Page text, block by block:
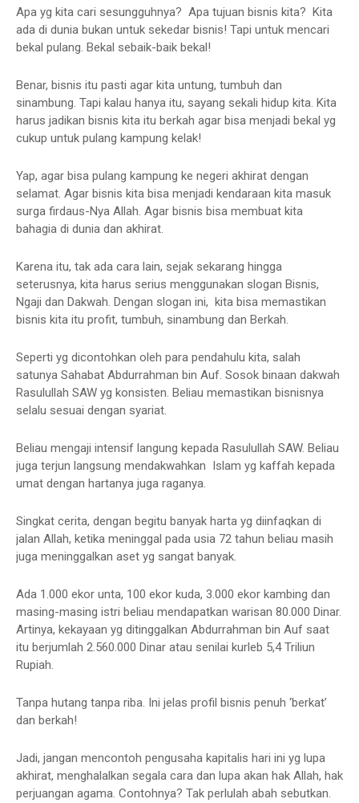
Apa yg kita cari sesungguhnya? Apa tujuan bisnis kita? Kita
ada di dunia bukan untuk sekedar bisnis! Tapi untuk mencari
bekal pulang. Bekal sebaik-baik bekal!
Benar, bisnis itu pasti agar kita untung, tumbuh dan
sinambung. Tapi kalau hanya itu, sayang sekali hidup kita. Kita
harus jadikan bisnis kita itu berkah agar bisa menjadi bekal yg
cukup untuk pulang kampung kelak!
Yap, agar bisa pulang kampung ke negeri akhirat dengan
selamat. Agar bisnis kita bisa menjadi kendaraan kita masuk
surga firdaus-Nya Allah. Agar bisnis bisa membuat kita
bahagia di dunia dan akhirat.
Karena itu, tak ada cara lain, sejak sekarang hingga
seterusnya, kita harus serius menggunakan slogan Bisnis,
Ngaji dan Dakwah. Dengan slogan ini, kita bisa memastikan
bisnis kita itu profit, tumbuh, sinambung dan Berkah.
Seperti yg dicontohkan oleh para pendahulu kita, salah
satunya Sahabat Abdurrahman bin Auf. Sosok binaan dakwah
Rasulullah SAW yg konsisten. Beliau memastikan bisnisnya
selalu sesuai dengan syariat.
Beliau mengaji intensif langung kepada Rasulullah SAW. Beliau
juga terjun langsung mendakwahkan Islam yg kaffah kepada
umat dengan hartanya juga raganya.
Singkat cerita, dengan begitu banyak harta yg diinfaqkan di
jalan Allah, ketika meninggal pada usia 72 tahun beliau masih
juga meninggalkan aset yg sangat banyak.
Ada 1.000 ekor unta, 100 ekor kuda, 3.000 ekor kambing dan
masing-masing istri beliau mendapatkan warisan 80.000 Dinar.
Artinya, kekayaan yg ditinggalkan Abdurrahman bin Auf saat
itu berjumlah 2.560.000 Dinar atau senilai kurleb 5,4 Triliun
Rupiah.
Tanpa hutang tanpa riba. Ini jelas profil bisnis penuh ‘berkat’
dan berkah!
Jadi, jangan mencontoh pengusaha kapitalis hari ini yg lupa
akhirat, menghalalkan segala cara dan lupa akan hak Allah, hak
perjuangan agama. Contohnya? Tak perlulah abah sebutkan.